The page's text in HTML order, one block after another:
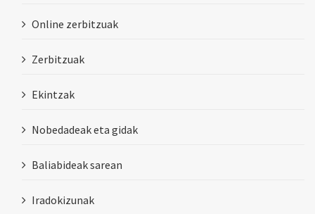
Online zerbitzuak
Zerbitzuak
Ekintzak
Nobedadeak eta gidak
Baliabideak sarean
Iradokizunak